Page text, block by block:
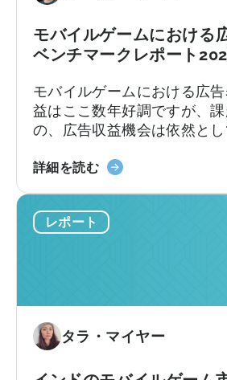
モバイルゲームにおける
ベンチマークレポート
モバイルゲームにおける広
益はここ数年好調ですが、
の、広告収益機会は依然とし
アプリ内広告(IAA)とアプリ内
しています。専門家の間で
現実的な比率について議論が
詳細を読むモ
ル
け
レポート
タラ・マイヤー